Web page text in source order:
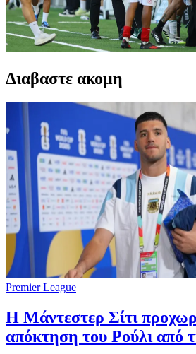
Διαβαστε ακομη
Premier League
Η Μάντεστερ Σίτι
απόκτηση του Ρούλι από